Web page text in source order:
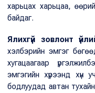
харьцах харьцаа,
байдаг.
Ялихгүй зовлонт
хэлбэрийн эмгэг
хугацаагаар
эмгэгийн хүрээнд хүн
бодлуудад автан